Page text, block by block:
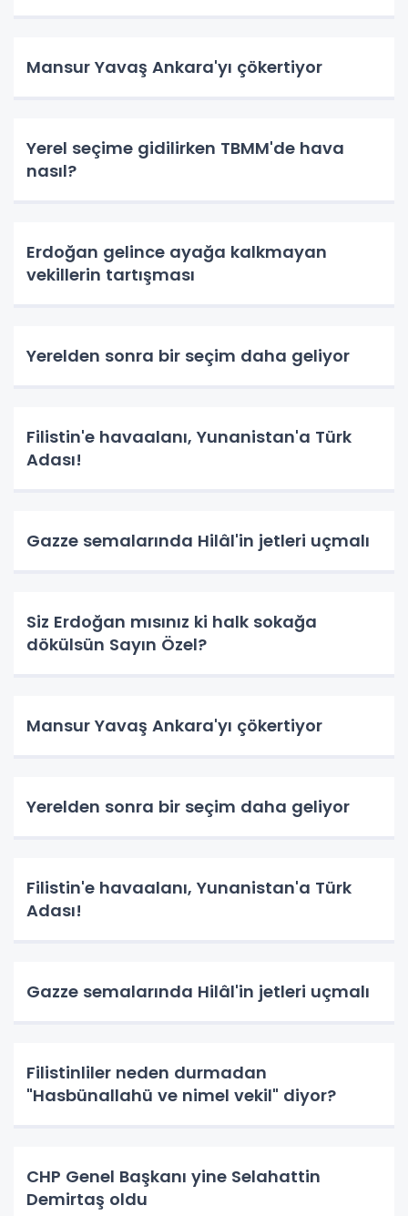
Mansur Yavaş Ankara'yı çökertiyor
Yerel seçime gidilirken TBMM'de hava
nasıl?
Erdoğan gelince ayağa kalkmayan
vekillerin tartışması
Yerelden sonra bir seçim daha geliyor
Filistin'e havaalanı, Yunanistan'a Türk
Adası!
Gazze semalarında Hilâl'in jetleri uçmalı
Siz Erdoğan mısınız ki halk sokağa
dökülsün Sayın Özel?
Mansur Yavaş Ankara'yı çökertiyor
Yerelden sonra bir seçim daha geliyor
Filistin'e havaalanı, Yunanistan'a Türk
Adası!
Gazze semalarında Hilâl'in jetleri uçmalı
Filistinliler neden durmadan
"Hasbünallahü ve nimel vekil" diyor?
CHP Genel Başkanı yine Selahattin
Demirtaş oldu